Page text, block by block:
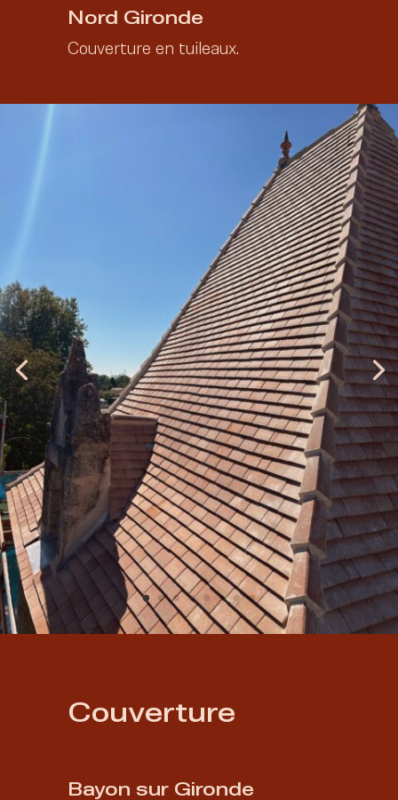
Nord Gironde
Couverture en tuileaux.
2024
Couverture
Bayon sur Gironde